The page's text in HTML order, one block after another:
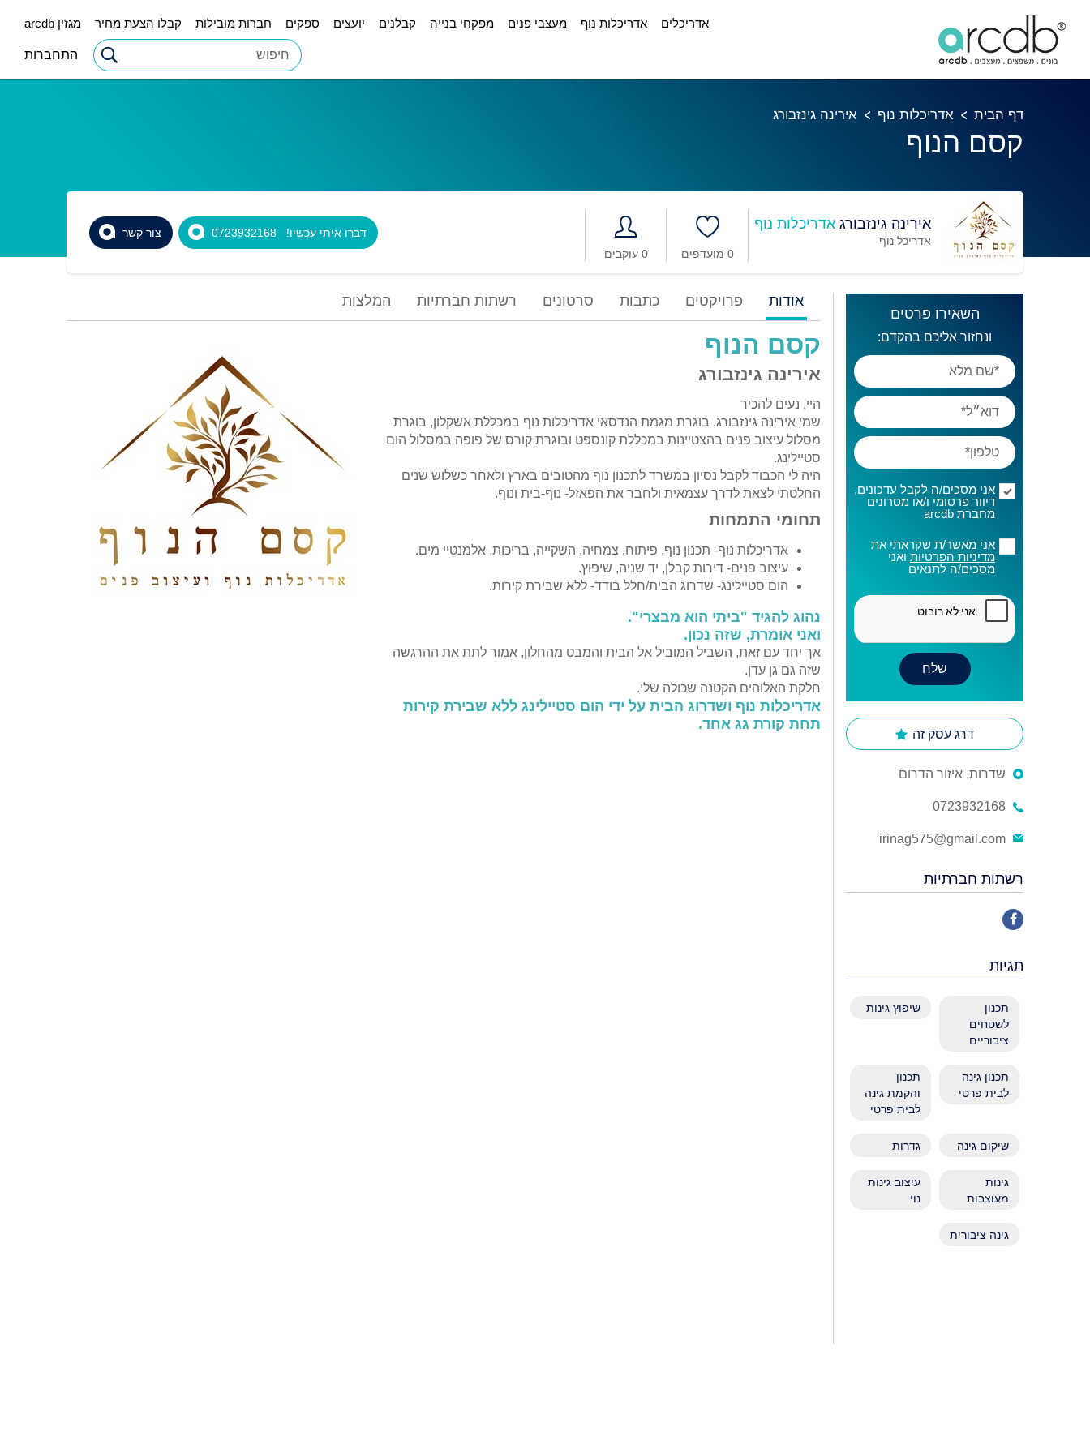
אדריכלים אדריכלות נוף מעצבי פנים מפקחי בנייה קבלנים יועצים ספקים חברות מובילות קבלו הצעת מחיר מגזין arcdb
התחברות
דף הבית אדריכלות נוף אירינה גינזבורג
קסם הנוף
אירינה גינזבורג אדריכלות נוף
אדריכל נוף
0 עוקבים
0 מועדפים
צור קשר דברו איתי עכשיו! 0723932168
השאירו פרטים
ונחזור אליכם בהקדם:
אני מסכים/ה לקבל עדכונים,
דיוור פרסומי ו/או מסרונים
מחברת arcdb
אני מאשר/ת שקראתי את
מדיניות הפרטיות ואני
מסכים/ה לתנאים
דרג עסק זה
שדרות, איזור הדרום
0723932168
irinag575@gmail.com
רשתות חברתיות
תגיות
תכנון
לשטחים
ציבוריים
שיפוץ גינות
תכנון גינה
לבית פרטי
תכנון
והקמת גינה
לבית פרטי
שיקום גינה גדרות
גינות
מעוצבות
עיצוב גינות
נוי
גינה ציבורית
אודות פרויקטים כתבות סרטונים רשתות חברתיות המלצות
קסם הנוף
אירינה גינזבורג
היי, נעים להכיר
שמי אירינה גינזבורג, בוגרת מגמת הנדסאי אדריכלות נוף במכללת אשקלון, בוגרת
מסלול עיצוב פנים בהצטיינות במכללת קונספט ובוגרת קורס של פופה במסלול הום
סטיילינג.
היה לי הכבוד לקבל נסיון במשרד לתכנון נוף מהטובים בארץ ולאחר כשלוש שנים
החלטתי לצאת לדרך עצמאית ולחבר את הפאזל- נוף-בית ונוף.
תחומי התמחות
אדריכלות נוף- תכנון נוף, פיתוח, צמחיה, השקייה, בריכות, אלמנטיי מים.
עיצוב פנים- דירות קבלן, יד שניה, שיפוץ.
הום סטיילינג- שדרוג הבית/חלל בודד- ללא שבירת קירות.
נהוג להגיד "ביתי הוא מבצרי".
ואני אומרת, שזה נכון.
אך יחד עם זאת, השביל המוביל אל הבית והמבט מהחלון, אמור לתת את ההרגשה
שזה גם גן עדן.
חלקת האלוהים הקטנה שכולה שלי.
אדריכלות נוף ושדרוג הבית על ידי הום סטיילינג ללא שבירת קירות
תחת קורת גג אחד.